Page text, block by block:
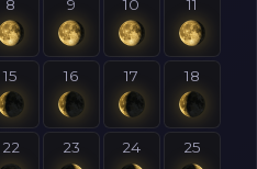
8 9 10 11
15 16 17 18
22 23 24 25